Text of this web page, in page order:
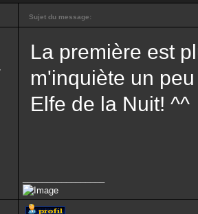
Sujet du message:
La première est
m'inquiète un
Elfe de la Nuit! ^^